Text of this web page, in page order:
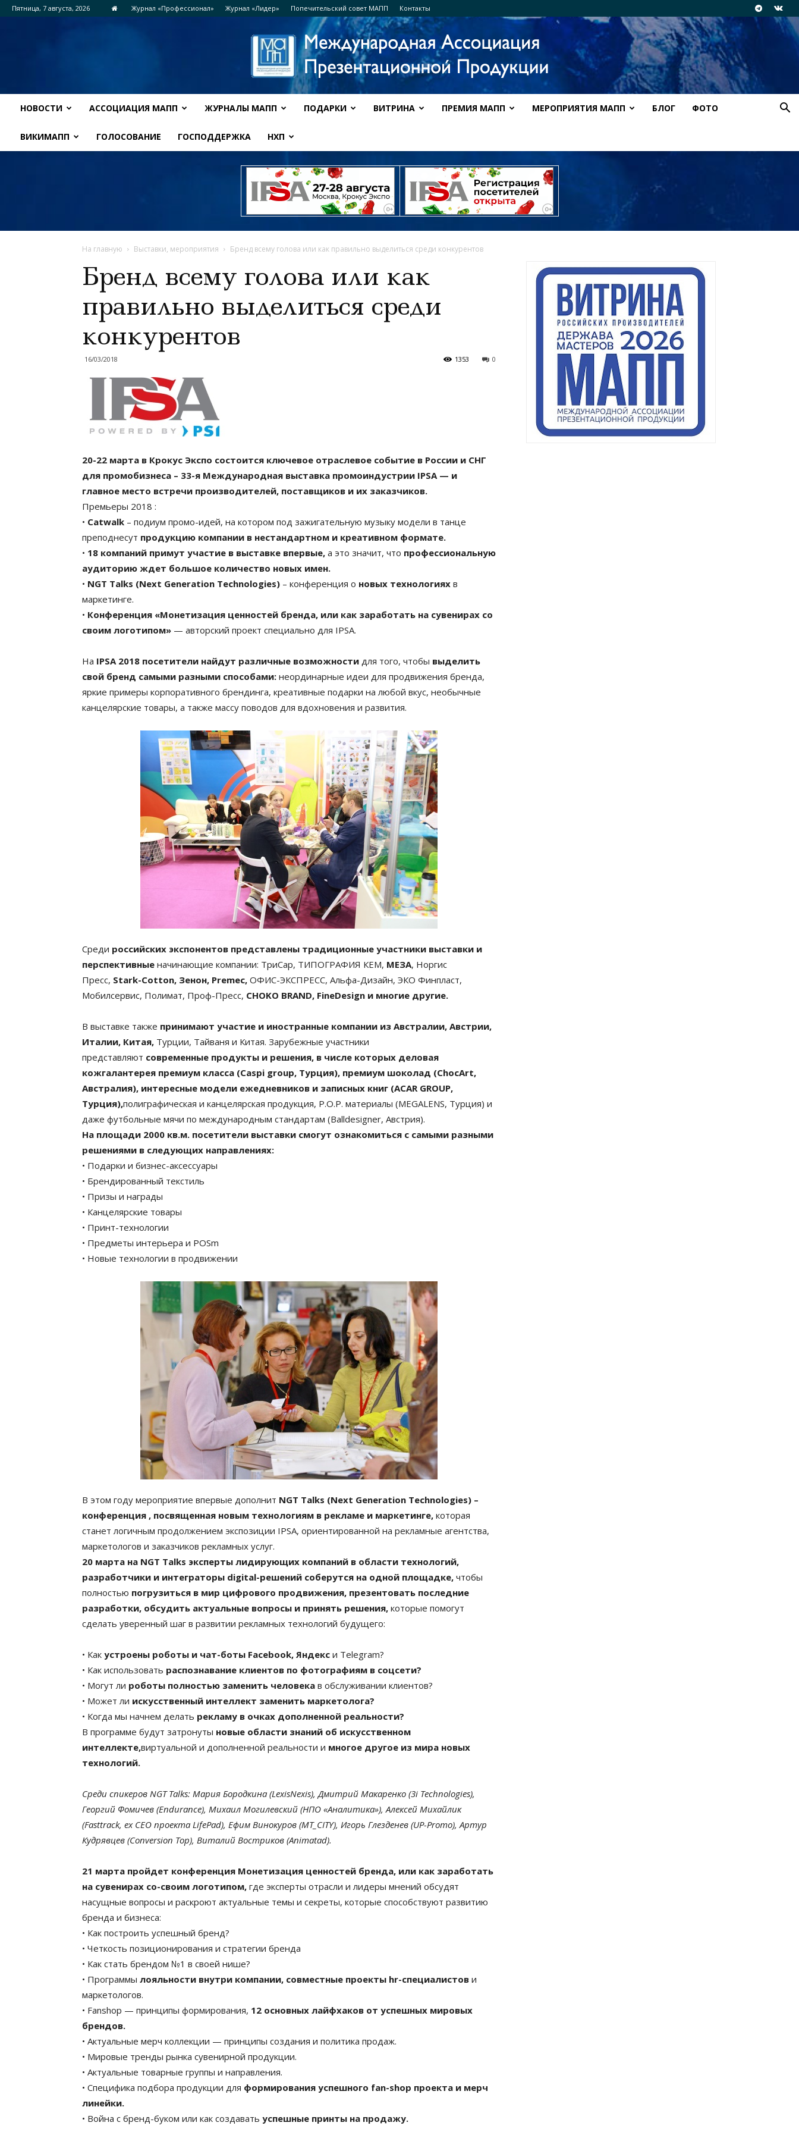
Пятница, 7 августа, 2026 Журнал «Профессионал» Журнал «Лидер» Попечительский совет МАПП Контакты
НОВОСТИ АССОЦИАЦИЯ МАПП ЖУРНАЛЫ МАПП ПОДАРКИ ВИТРИНА ПРЕМИЯ МАПП МЕРОПРИЯТИЯ МАПП БЛОГ ФОТО
ВИКИМАПП ГОЛОСОВАНИЕ ГОСПОДДЕРЖКА НХП
На главную Выставки, мероприятия Бренд всему голова или как правильно выделиться среди конкурентов
Бренд всему голова или как
правильно выделиться среди
конкурентов
16/03/2018 0
1353
20-22 марта в Крокус Экспо состоится ключевое отраслевое событие в России и СНГ
для промобизнеса – 33-я Международная выставка промоиндустрии IPSA — и
главное место встречи производителей, поставщиков и их заказчиков.
Премьеры 2018 :
• Catwalk – подиум промо-идей, на котором под зажигательную музыку модели в танце
преподнесут продукцию компании в нестандартном и креативном формате.
• 18 компаний примут участие в выставке впервые, а это значит, что профессиональную
аудиторию ждет большое количество новых имен.
• NGT Talks (Next Generation Technologies) – конференция о новых технологиях в
маркетинге.
• Конференция «Монетизация ценностей бренда, или как заработать на сувенирах со
своим логотипом» — авторский проект специально для IPSA.
На IPSA 2018 посетители найдут различные возможности для того, чтобы выделить
свой бренд самыми разными способами: неординарные идеи для продвижения бренда,
яркие примеры корпоративного брендинга, креативные подарки на любой вкус, необычные
канцелярские товары, а также массу поводов для вдохновения и развития.
Среди российских экспонентов представлены традиционные участники выставки и
перспективные начинающие компании: ТриСар, ТИПОГРАФИЯ КЕМ, МЕЗА, Норгис
Пресс, Stark-Cotton, Зенон, Premec, ОФИС-ЭКСПРЕСС, Альфа-Дизайн, ЭКО Финпласт,
Мобилсервис, Полимат, Проф-Пресс, CHOKO BRAND, FineDesign и многие другие.
В выставке также принимают участие и иностранные компании из Австралии, Австрии,
Италии, Китая, Турции, Тайваня и Китая. Зарубежные участники
представляют современные продукты и решения, в числе которых деловая
кожгалантерея премиум класса (Caspi group, Турция), премиум шоколад (ChocArt,
Австралия), интересные модели ежедневников и записных книг (ACAR GROUP,
Турция),полиграфическая и канцелярская продукция, P.O.P. материалы (MEGALENS, Турция) и
даже футбольные мячи по международным стандартам (Balldesigner, Австрия).
На площади 2000 кв.м. посетители выставки смогут ознакомиться с самыми разными
решениями в следующих направлениях:
• Подарки и бизнес-аксессуары
• Брендированный текстиль
• Призы и награды
• Канцелярские товары
• Принт-технологии
• Предметы интерьера и POSm
• Новые технологии в продвижении
В этом году мероприятие впервые дополнит NGT Talks (Next Generation Technologies) –
конференция , посвященная новым технологиям в рекламе и маркетинге, которая
станет логичным продолжением экспозиции IPSA, ориентированной на рекламные агентства,
маркетологов и заказчиков рекламных услуг.
20 марта на NGT Talks эксперты лидирующих компаний в области технологий,
разработчики и интеграторы digital-решений соберутся на одной площадке, чтобы
полностью погрузиться в мир цифрового продвижения, презентовать последние
разработки, обсудить актуальные вопросы и принять решения, которые помогут
сделать уверенный шаг в развитии рекламных технологий будущего:
• Как устроены роботы и чат-боты Facebook, Яндекс и Telegram?
• Как использовать распознавание клиентов по фотографиям в соцсети?
• Могут ли роботы полностью заменить человека в обслуживании клиентов?
• Может ли искусственный интеллект заменить маркетолога?
• Когда мы начнем делать рекламу в очках дополненной реальности?
В программе будут затронуты новые области знаний об искусственном
интеллекте,виртуальной и дополненной реальности и многое другое из мира новых
технологий.
Среди спикеров NGT Talks: Мария Бородкина (LexisNexis), Дмитрий Макаренко (3i Technologies),
Георгий Фомичев (Endurance), Михаил Могилевский (НПО «Аналитика»), Алексей Михайлик
(Fasttrack, ex CEO проекта LifePad), Ефим Винокуров (MT_CITY), Игорь Глезденев (UP-Promo), Артур
Кудрявцев (Conversion Top), Виталий Востриков (Animatad).
21 марта пройдет конференция Монетизация ценностей бренда, или как заработать
на сувенирах со-своим логотипом, где эксперты отрасли и лидеры мнений обсудят
насущные вопросы и раскроют актуальные темы и секреты, которые способствуют развитию
бренда и бизнеса:
• Как построить успешный бренд?
• Четкость позиционирования и стратегии бренда
• Как стать брендом №1 в своей нише?
• Программы лояльности внутри компании, совместные проекты hr-специалистов и
маркетологов.
• Fanshop — принципы формирования, 12 основных лайфхаков от успешных мировых
брендов.
• Актуальные мерч коллекции — принципы создания и политика продаж.
• Мировые тренды рынка сувенирной продукции.
• Актуальные товарные группы и направления.
• Специфика подбора продукции для формирования успешного fan-shop проекта и мерч
линейки.
• Война с бренд-буком или как создавать успешные принты на продажу.